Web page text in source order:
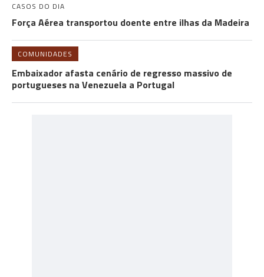
CASOS DO DIA
Força Aérea transportou doente entre ilhas da Madeira
COMUNIDADES
Embaixador afasta cenário de regresso massivo de
portugueses na Venezuela a Portugal